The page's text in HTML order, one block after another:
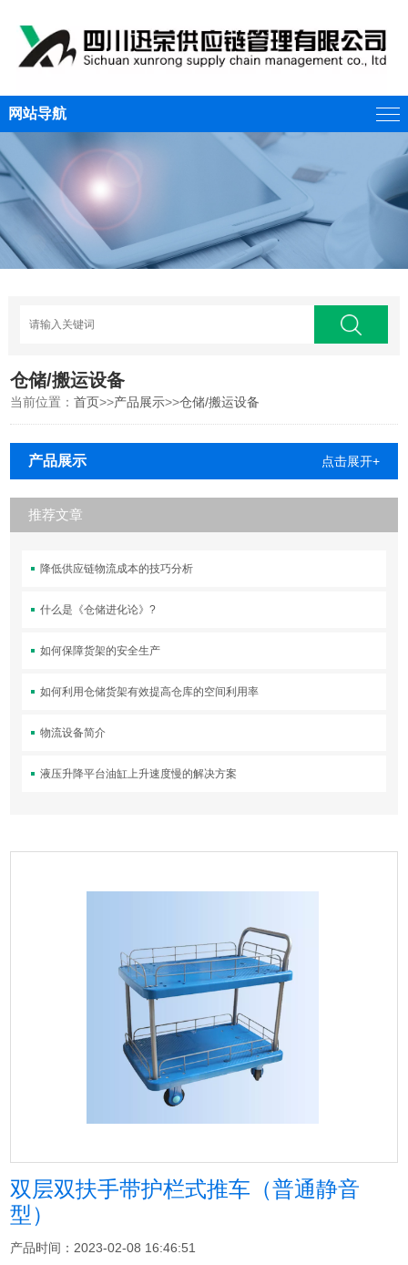
网站导航
仓储/搬运设备
当前位置：首页>>产品展示>>仓储/搬运设备
产品展示 点击展开+
推荐文章
降低供应链物流成本的技巧分析
什么是《仓储进化论》?
如何保障货架的安全生产
如何利用仓储货架有效提高仓库的空间利用率
物流设备简介
液压升降平台油缸上升速度慢的解决方案
双层双扶手带护栏式推车（普通静音
型）
产品时间：2023-02-08 16:46:51